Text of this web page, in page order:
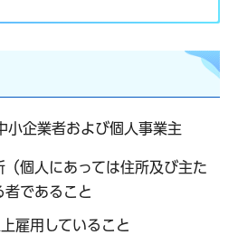
小企業者および個人事業主
個人にあっては住所及び主た
者であること
雇用していること